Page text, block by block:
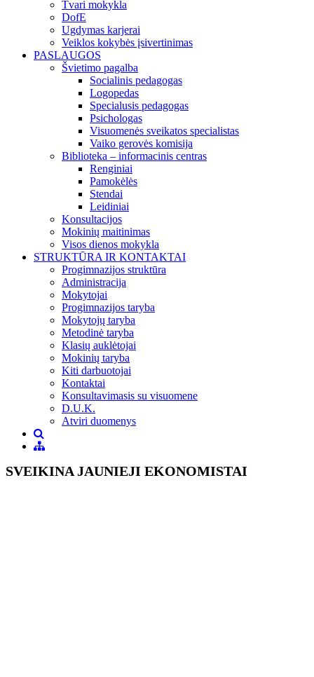
Tvari mokykla
DofE
Ugdymas karjerai
Veiklos kokybės įsivertinimas
PASLAUGOS
Švietimo pagalba
Socialinis pedagogas
Logopedas
Specialusis pedagogas
Psichologas
Visuomenės sveikatos specialistas
Vaiko gerovės komisija
Biblioteka – informacinis centras
Renginiai
Pamokėlės
Stendai
Leidiniai
Konsultacijos
Mokinių maitinimas
Visos dienos mokykla
STRUKTŪRA IR KONTAKTAI
Progimnazijos struktūra
Administracija
Mokytojai
Progimnazijos taryba
Mokytojų taryba
Metodinė taryba
Klasių auklėtojai
Mokinių taryba
Kiti darbuotojai
Kontaktai
Konsultavimasis su visuomene
D.U.K.
Atviri duomenys
SVEIKINA JAUNIEJI EKONOMISTAI